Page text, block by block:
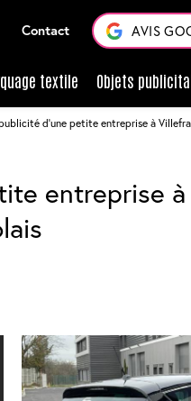
Contact AVIS
textile Objets
d'une petite entreprise à
entreprise